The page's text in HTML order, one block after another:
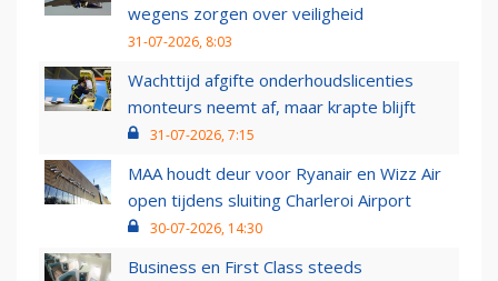
wegens zorgen over veiligheid
31-07-2026, 8:03
Wachttijd afgifte onderhoudslicenties
monteurs neemt af, maar krapte blijft
31-07-2026, 7:15
MAA houdt deur voor Ryanair en Wizz Air
open tijdens sluiting Charleroi Airport
30-07-2026, 14:30
Business en First Class steeds